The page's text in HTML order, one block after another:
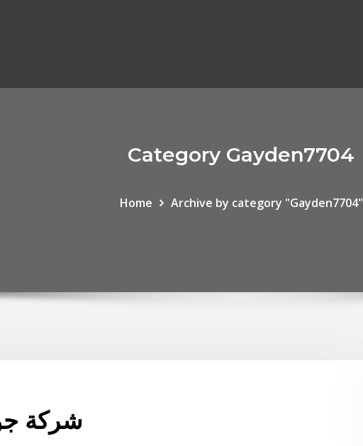
Category Gayden7704
Home Archive by category "Gayden7704"
شركة